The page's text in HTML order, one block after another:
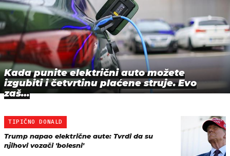
Kada punite električni auto možete
izgubiti i četvrtinu plaćene struje. Evo
zaš…
TIPIČNO DONALD
Trump napao električne aute: Tvrdi da su
njihovi vozači 'bolesni'